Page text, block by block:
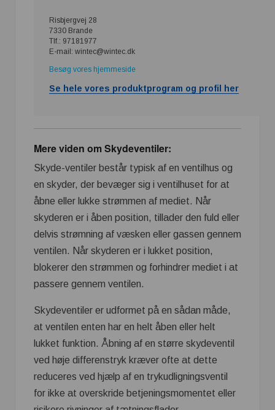
Risbjergvej 28
7330 Brande
Tlf.: 97181977
E-mail: wintec@wintec.dk
Besøg vores hjemmeside
Se hele vores produktprogram og profil her
Mere viden om Skydeventiler:
Skyde-ventiler består typisk af en ventilhus og
en skyder, der bevæger sig i ventilhuset for at
åbne eller lukke strømmen af mediet. Når
skyderen er i åben position, tillader den fuld eller
delvis strømning af væsken eller gassen gennem
ventilen. Når skyderen er i lukket position,
blokerer den strømmen og forhindrer mediet i at
passere gennem ventilen.
Skydeventiler er udformet på en sådan måde,
at ventilen enten har en helt åben eller helt
lukket funktion. Åbning af en større skydeventil
ved høje differenstryk kræver ofte at dette
reduceres ved hjælp af en trykudligningsventil
for ikke at overskride betjeningsmomentet eller